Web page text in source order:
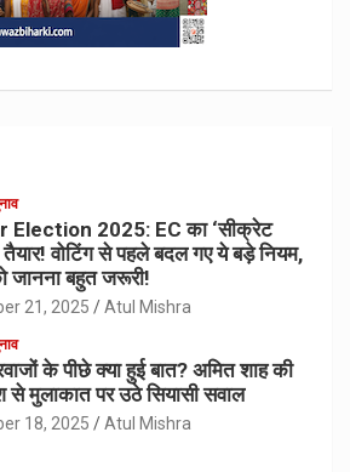
Election 2025: EC का ‘सीक्रेट
तैयार! वोटिंग से पहले बदल गए ये बड़े नियम,
जानना बहुत जरूरी!
21, 2025 Atul Mishra
के पीछे क्या हुई बात? अमित शाह की
से मुलाकात पर उठे सियासी सवाल
18, 2025 Atul Mishra